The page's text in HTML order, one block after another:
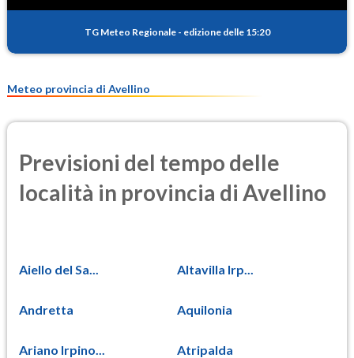
PM25
TG Meteo Regionale - edizione delle 15:20
Meteo provincia di Avellino
Previsioni del tempo delle
località in provincia di Avellino
Aiello del Sa... Altavilla Irp...
Andretta Aquilonia
Ariano Irpino... Atripalda